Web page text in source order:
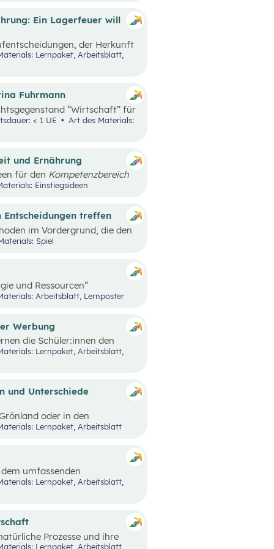
treffen
im Vordergrund, die den
zu stellen. Spielerisch erleben
wie sich
Spiel
und Unterschiede
oder in den
und Unterschiede gibt es?
und oft sehr
diese Lebensbereiche
leben.
Lernpaket, Arbeitsblatt
Ein Lagerfeuer will
der Herkunft
Ernährung sowie
ist rund um das
Werbung
die Schüler:innen den
kennen.
und Ernährung
für den Kompetenzbereich
Ernährung“
Einstiegsideen
umfassenden
Black Stories– kurze
von Armut und
Fokus auf Armut und damit
und Ressourcen“
und Beispielen,
besprochen wurden,
Arbeitsblatt, Lernposter
Fuhrmann
“Wirtschaft” für
konzipiert. Wirtschaft
Mittelpunkt.
< 1 UE
Prozesse und ihre
Wirtschaft behandelt.